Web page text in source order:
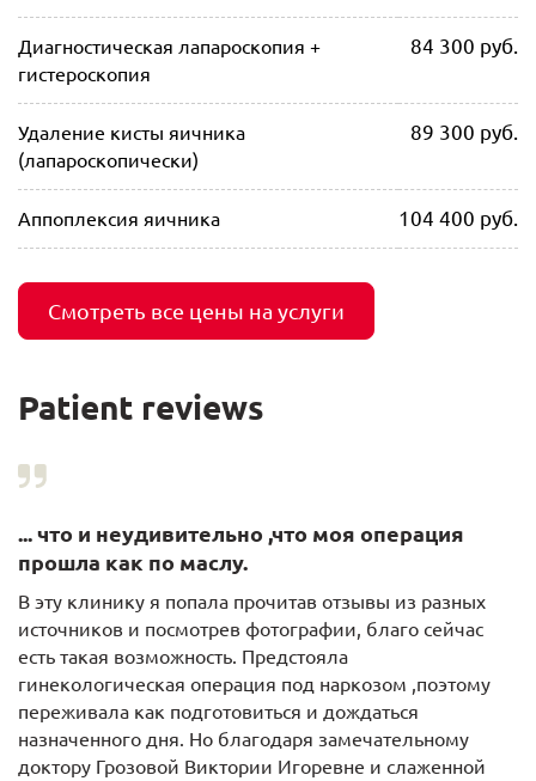
Диагностическая лапароскопия +
гистероскопия
84 300 руб.
Удаление кисты яичника
(лапароскопически)
89 300 руб.
Аппоплексия яичника 104 400 руб.
Смотреть все цены на услуги
Patient reviews
... что и неудивительно ,что моя операция
прошла как по маслу.
В эту клинику я попала прочитав отзывы из разных
источников и посмотрев фотографии, благо сейчас
есть такая возможность. Предстояла
гинекологическая операция под наркозом ,поэтому
переживала как подготовиться и дождаться
назначенного дня. Но благодаря замечательному
доктору Грозовой Виктории Игоревне и слаженной